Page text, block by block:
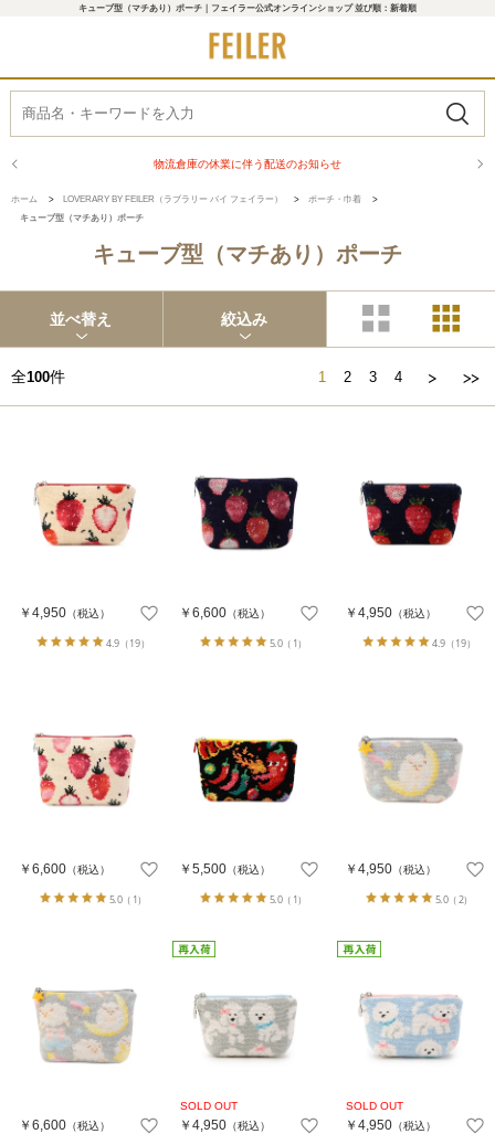
キューブ型（マチあり）ポーチ｜フェイラー公式オンラインショップ 並び順：新着順
商品配送に関するお知らせ
ホーム > LOVERARY BY FEILER（ラブラリー バイ フェイラー） > ポーチ・巾着
>
キューブ型（マチあり）ポーチ
キューブ型（マチあり）ポーチ
並べ替え 絞込み
全100件 1 2 3 4
￥4,950（税込）
4.9（19）
￥6,600 （税込）
5.0（1）
￥4,950（税込）
4.9（19）
￥6,600（税込）
5.0（1）
￥5,500 （税込）
5.0（1）
￥4,950（税込）
5.0（2）
￥6,600（税込） ￥4,950 （税込） ￥4,950（税込）